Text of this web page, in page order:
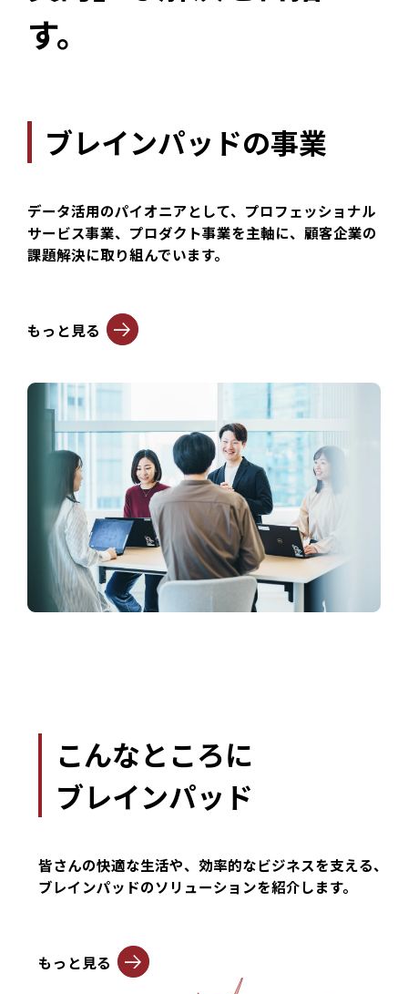
す。
ブレインパッドの事業
データ活用のパイオニアとして、プロフェッショナル
サービス事業、プロダクト事業を主軸に、顧客企業の
課題解決に取り組んでいます。
もっと見る
こんなところに
ブレインパッド
皆さんの快適な生活や、効率的なビジネスを支える、
ブレインパッドのソリューションを紹介します。
もっと見る